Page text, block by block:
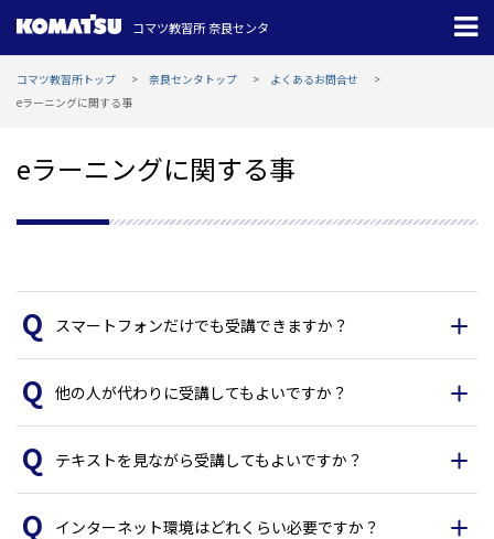
コマツ教習所 奈良センタ
コマツ教習所トップ 奈良センタトップ
よくあるお問合せ
eラーニングに関する事
eラーニングに関する事
スマートフォンだけでも受講できますか？
他の人が代わりに受講してもよいですか？
テキストを見ながら受講してもよいですか？
インターネット環境はどれくらい必要ですか？